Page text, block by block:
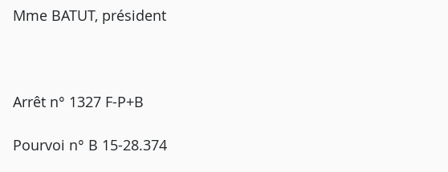
Mme BATUT, président
Arrêt n° 1327 F-P+B
Pourvoi n° B 15-28.374